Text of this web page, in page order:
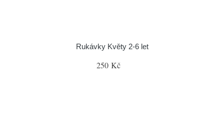
Rukávky Květy 2-6 let
250 Kč